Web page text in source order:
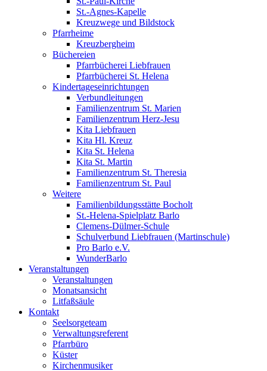
St.-Agnes-Kapelle
Kreuzwege und Bildstock
Pfarrheime
Kreuzbergheim
Büchereien
Pfarrbücherei Liebfrauen
Pfarrbücherei St. Helena
Kindertageseinrichtungen
Verbundleitungen
Familienzentrum St. Marien
Familienzentrum Herz-Jesu
Kita Liebfrauen
Kita Hl. Kreuz
Kita St. Helena
Kita St. Martin
Familienzentrum St. Theresia
Familienzentrum St. Paul
Weitere
Familienbildungsstätte Bocholt
St.-Helena-Spielplatz Barlo
Clemens-Dülmer-Schule
Schulverbund Liebfrauen (Martinschule)
Pro Barlo e.V.
WunderBarlo
Veranstaltungen
Veranstaltungen
Monatsansicht
Litfaßsäule
Kontakt
Seelsorgeteam
Verwaltungsreferent
Pfarrbüro
Küster
Kirchenmusiker